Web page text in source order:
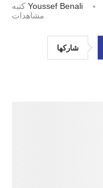
Youssef Benali
مشاهدات
شاركها